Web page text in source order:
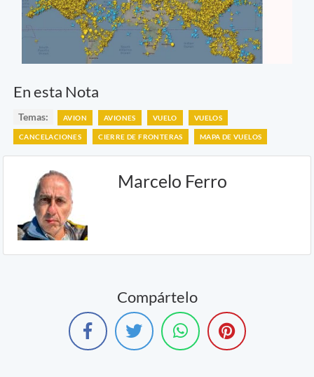
En esta Nota
Temas: AVION AVIONES VUELO VUELOS
CANCELACIONES CIERRE DE FRONTERAS MAPA DE VUELOS
Marcelo Ferro
Compártelo